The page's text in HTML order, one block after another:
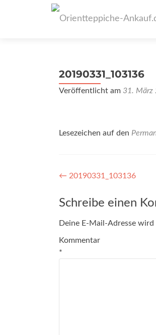
20190331_103136
Veröffentlicht am 31. März
Lesezeichen auf den
Artikel-
Navigation
← 20190331_103136
Schreibe einen
Deine E-Mail-Adresse
Kommentar
*